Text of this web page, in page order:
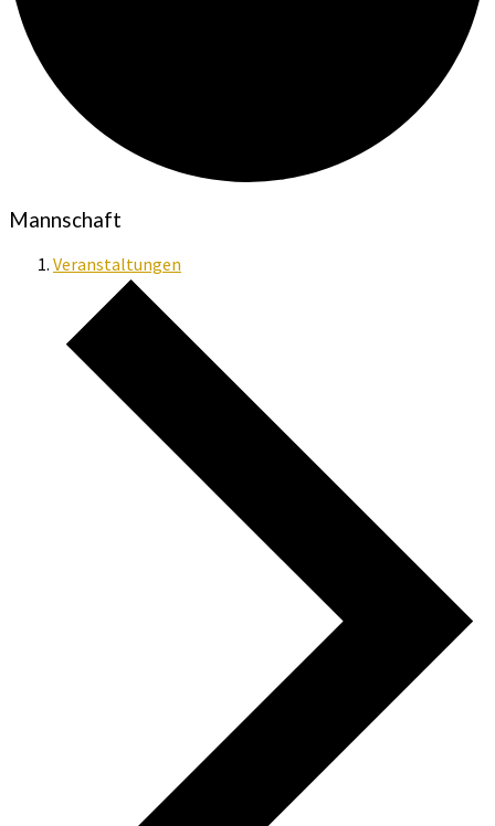
Mannschaft
Veranstaltungen